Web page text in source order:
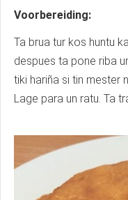
Voorbereiding:
Ta brua tur kos huntu
despues ta pone riba
tiki hariña si tin mester
Lage para un ratu. Ta